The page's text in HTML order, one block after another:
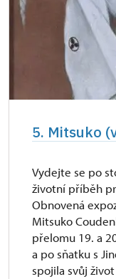
5. Mitsuko
Vydejte se po
životní příběh
Obnovená
Mitsuko
přelomu 19. a
a po sňatku s
spojila svůj